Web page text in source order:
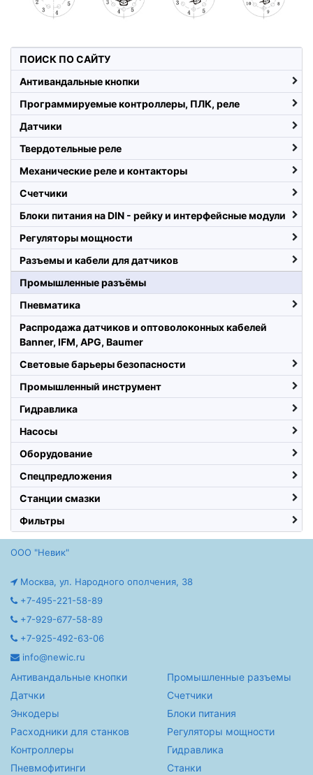
ПОИСК ПО САЙТУ
Антивандальные кнопки
Программируемые контроллеры, ПЛК, реле
Датчики
Твердотельные реле
Механические реле и контакторы
Счетчики
Блоки питания на DIN - рейку и интерфейсные модули
Регуляторы мощности
Разъемы и кабели для датчиков
Промышленные разъёмы
Пневматика
Распродажа датчиков и оптоволоконных кабелей
Banner, IFM, APG, Baumer
Световые барьеры безопасности
Промышленный инструмент
Гидравлика
Насосы
Оборудование
Спецпредложения
Станции смазки
Фильтры
ООО "Невик"
Москва, ул. Народного ополчения, 38
+7-495-221-58-89
+7-929-677-58-89
+7-925-492-63-06
info@newic.ru
Антивандальные кнопки
Датчки
Энкодеры
Расходники для станков
Контроллеры
Пневмофитинги
Промышленные разъемы
Счетчики
Блоки питания
Регуляторы мощности
Гидравлика
Станки